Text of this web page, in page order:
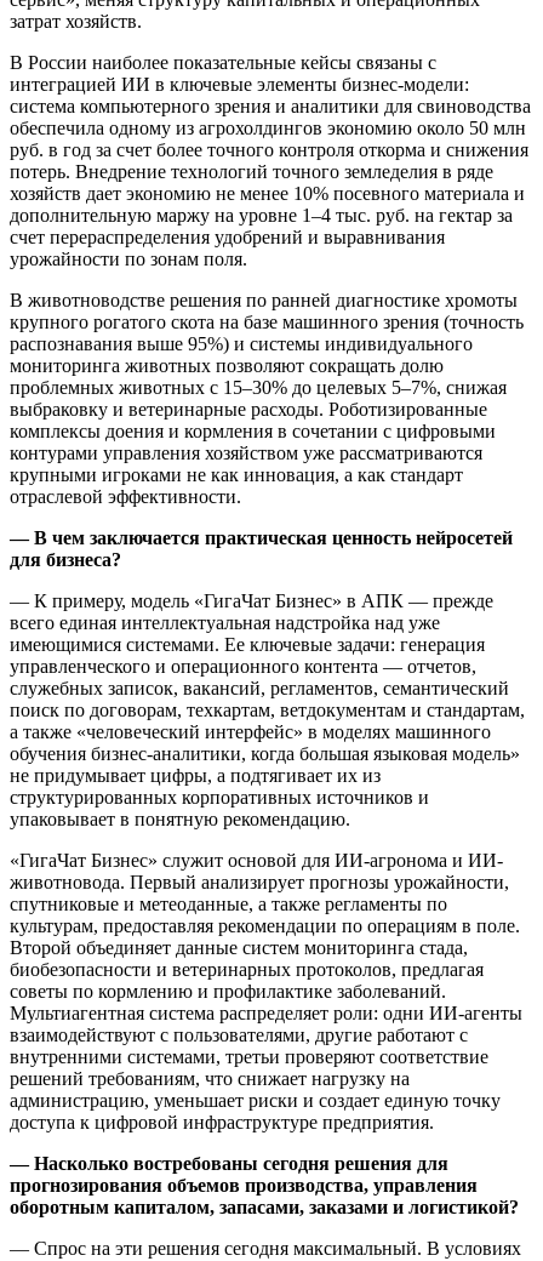
затрат хозяйств.
В России наиболее показательные кейсы связаны с
интеграцией ИИ в ключевые элементы бизнес‑модели:
система компьютерного зрения и аналитики для свиноводства
обеспечила одному из агрохолдингов экономию около 50 млн
руб. в год за счет более точного контроля откорма и снижения
потерь. Внедрение технологий точного земледелия в ряде
хозяйств дает экономию не менее 10% посевного материала и
дополнительную маржу на уровне 1–4 тыс. руб. на гектар за
счет перераспределения удобрений и выравнивания
урожайности по зонам поля.
В животноводстве решения по ранней диагностике хромоты
крупного рогатого скота на базе машинного зрения (точность
распознавания выше 95%) и системы индивидуального
мониторинга животных позволяют сокращать долю
проблемных животных с 15–30% до целевых 5–7%, снижая
выбраковку и ветеринарные расходы. Роботизированные
комплексы доения и кормления в сочетании с цифровыми
контурами управления хозяйством уже рассматриваются
крупными игроками не как инновация, а как стандарт
отраслевой эффективности.
— В чем заключается практическая ценность нейросетей
для бизнеса?
— К примеру, модель «ГигаЧат Бизнес» в АПК — прежде
всего единая интеллектуальная надстройка над уже
имеющимися системами. Ее ключевые задачи: генерация
управленческого и операционного контента — отчетов,
служебных записок, вакансий, регламентов, семантический
поиск по договорам, техкартам, ветдокументам и стандартам,
а также «человеческий интерфейс» в моделях машинного
обучения бизнес-аналитики, когда большая языковая модель»
не придумывает цифры, а подтягивает их из
структурированных корпоративных источников и
упаковывает в понятную рекомендацию.
«ГигаЧат Бизнес» служит основой для ИИ-агронома и ИИ-
животновода. Первый анализирует прогнозы урожайности,
спутниковые и метеоданные, а также регламенты по
культурам, предоставляя рекомендации по операциям в поле.
Второй объединяет данные систем мониторинга стада,
биобезопасности и ветеринарных протоколов, предлагая
советы по кормлению и профилактике заболеваний.
Мультиагентная система распределяет роли: одни ИИ-агенты
взаимодействуют с пользователями, другие работают с
внутренними системами, третьи проверяют соответствие
решений требованиям, что снижает нагрузку на
администрацию, уменьшает риски и создает единую точку
доступа к цифровой инфраструктуре предприятия.
— Насколько востребованы сегодня решения для
прогнозирования объемов производства, управления
оборотным капиталом, запасами, заказами и логистикой?
— Спрос на эти решения сегодня максимальный. В условиях